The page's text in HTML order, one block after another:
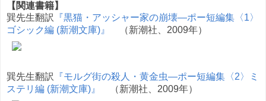
【関連書籍】
巽先生翻訳
『黒猫・アッシャー家の崩壊―ポー短編集〈1〉
ゴシック編 (新潮文庫)』
（新潮社、2009年）
巽先生翻訳
『モルグ街の殺人・黄金虫―ポー短編集〈2〉ミ
ステリ編 (新潮文庫)』
（新潮社、2009年）